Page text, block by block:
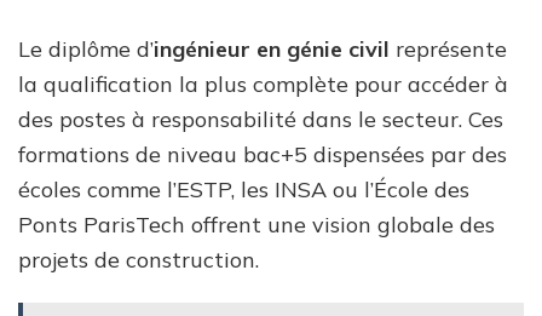
Le diplôme d’ingénieur en génie civil représente
la qualification la plus complète pour accéder à
des postes à responsabilité dans le secteur. Ces
formations de niveau bac+5 dispensées par des
écoles comme l’ESTP, les INSA ou l’École des
Ponts ParisTech offrent une vision globale des
projets de construction.